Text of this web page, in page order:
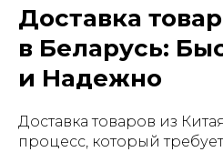
Доставка
в Беларусь:
и Надежно
Доставка товаров из
процесс, который